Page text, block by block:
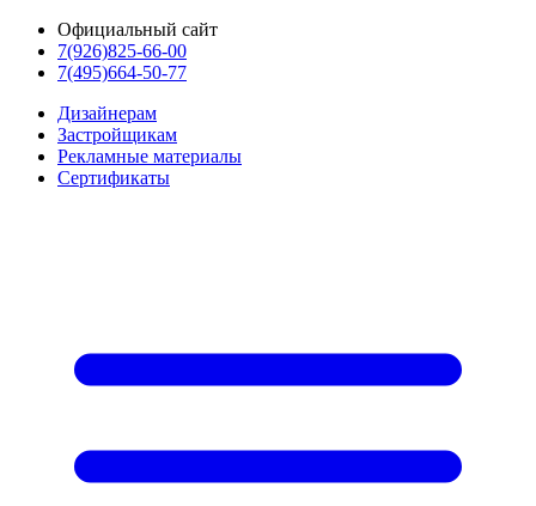
Официальный сайт
7(926)825-66-00
7(495)664-50-77
Дизайнерам
Застройщикам
Рекламные материалы
Сертификаты